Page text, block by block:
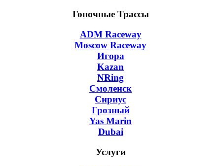
Гоночные Трассы
ADM Raceway
Moscow Raceway
Игора
Kazan
NRing
Смоленск
Сириус
Грозный
Yas Marin
Dubai
Услуги